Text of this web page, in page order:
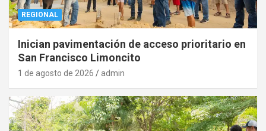
REGIONAL
Inician pavimentación de acceso prioritario en
San Francisco Limoncito
1 de agosto de 2026 admin